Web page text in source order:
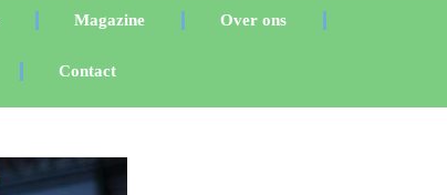
Magazine Over ons
Contact